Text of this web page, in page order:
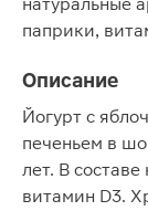
паприки,
Описание
Йогурт с
печеньем в
лет. В
витамин D3.